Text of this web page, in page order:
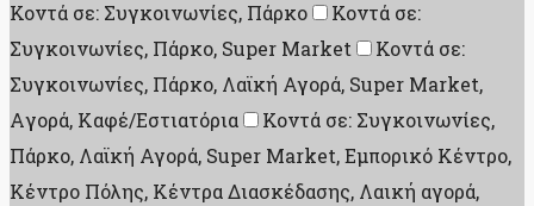
Κοντά σε: Συγκοινωνίες, Πάρκο
Κοντά σε:
Συγκοινωνίες, Πάρκο, Super Market
Κοντά σε:
Συγκοινωνίες, Πάρκο, Λαϊκή Αγορά, Super Market,
Aγορά, Καφέ/Εστιατόρια
Κοντά σε: Συγκοινωνίες,
Πάρκο, Λαϊκή Αγορά, Super Market, Εμπορικό Κέντρο,
Κέντρο Πόλης, Κέντρα Διασκέδασης, Λαική αγορά,